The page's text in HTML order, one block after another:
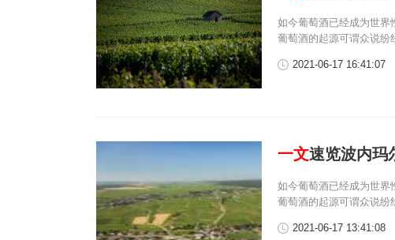
如今葡萄酒已经成为世界
葡萄酒的起源可谓众说纷
2021-06-17 16:41:07
一文速览波内玛
如今葡萄酒已经成为世界
葡萄酒的起源可谓众说纷
2021-06-17 13:41:08